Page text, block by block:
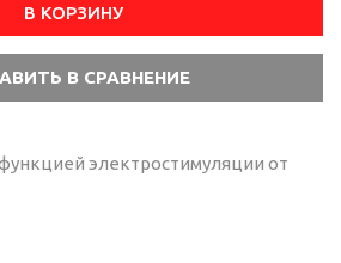
В КОРЗИНУ
электростимуляции от